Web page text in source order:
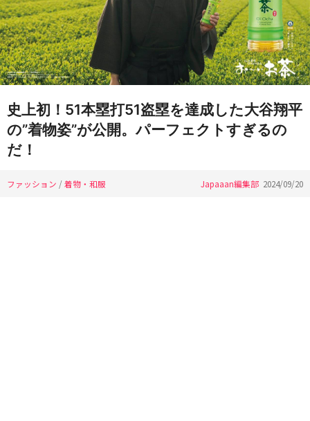
史上初！51本塁打51盗塁を達成した大谷翔平
の”着物姿”が公開。パーフェクトすぎるの
だ！
ファッション /着物・和服 Japaaan編集部 2024/09/20